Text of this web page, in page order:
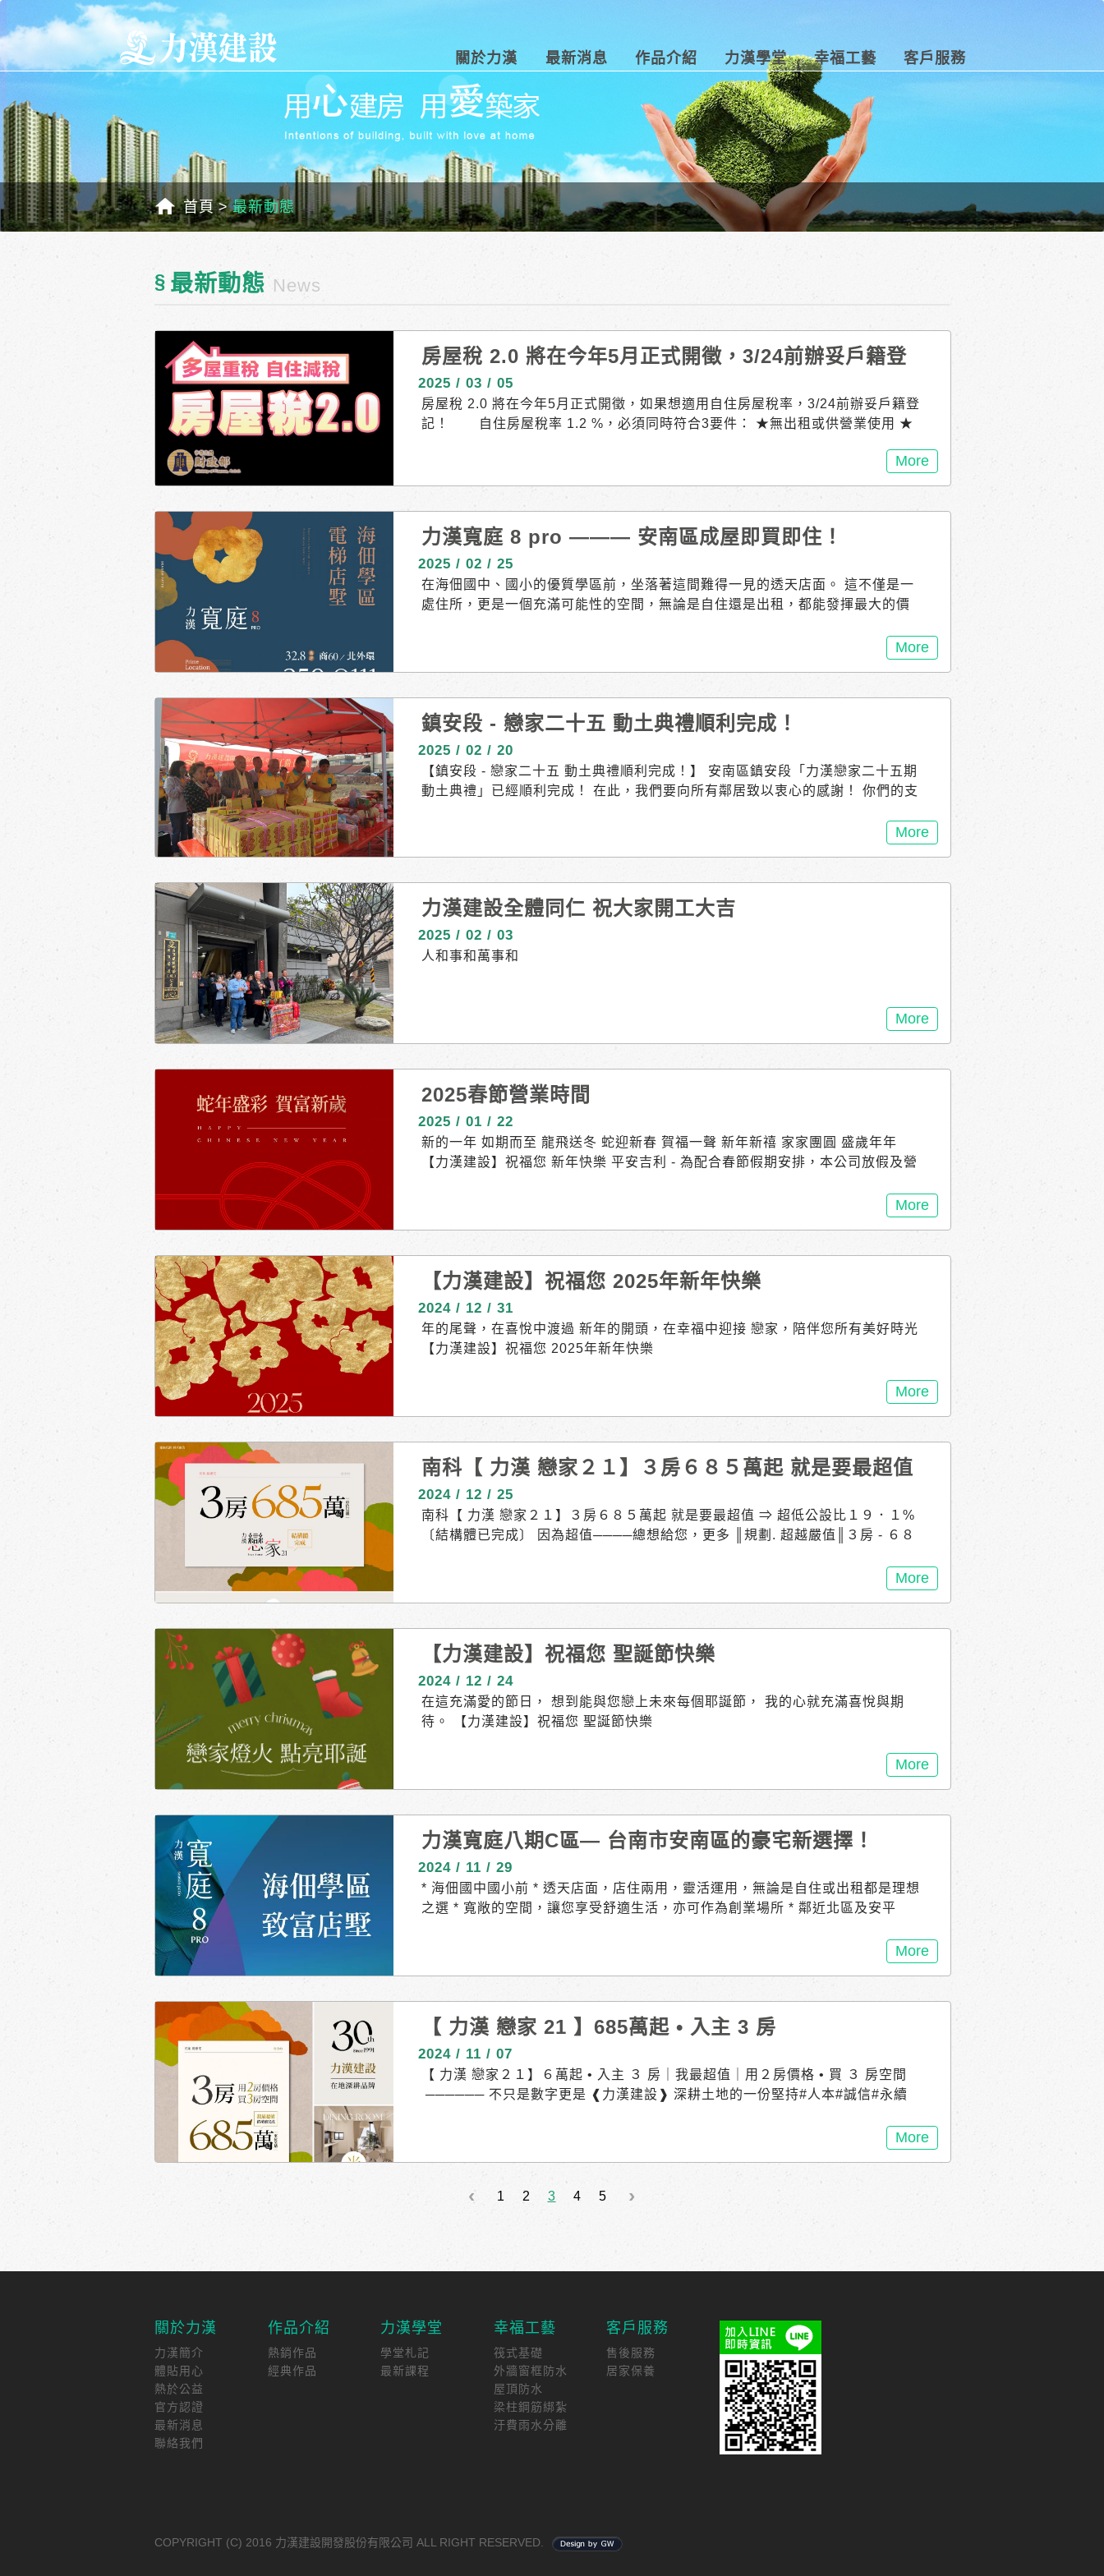
關於力漢 最新消息 作品介紹 力漢學堂 幸福工藝 客戶服務
首頁 最新動態
§ 最新動態 News
房屋稅 2.0 將在今年5月正式開徵，3/24前辦妥戶籍登
記！
2025 / 03 / 05
房屋稅 2.0 將在今年5月正式開徵，如果想適用自住房屋稅率，3/24前辦妥戶籍登
記！ ⠀⠀ 自住房屋稅率 1.2 %，必須同時符合3要件： ★無出租或供營業使用 ★
居住並於該屋辦竣戶籍登記 如果本人、配偶及未成年子女全國僅持有1戶房屋，
供自住且房屋現值在地方政府所訂一定金額以下者，稅率再降至 1%（全國單一自
定繼續按自住房屋稅率課徵房屋稅。 ⠀⠀ ☆113/06/30 以前是非自住房屋或113/0
7/01以後才取得的房屋，想要變更為自住？ 請在 114年3月24日 以前辦妥戶籍登
記，並向房屋所在地地方稅稽徵機關申報，經核准後才能按自住房屋稅率課徵房
屋稅。 ⠀⠀ 溫馨提醒———— 設籍的對象除了本人或配偶外，直系親屬像父母、
籍，今年5月房屋稅就會按非自住住家用稅率（法定稅率2%～4.8%）課徵。 把握
3月24日前完成戶籍登記，今年5月房屋稅才能適用自住稅率喔～ 更多房屋稅2.0
More
力漢寬庭 8 pro ——— 安南區成屋即買即住！
2025 / 02 / 25
在海佃國中、國小的優質學區前，坐落著這間難得一見的透天店面。 這不僅是一
處住所，更是一個充滿可能性的空間，無論是自住還是出租，都能發揮最大的價
More
鎮安段 - 戀家二十五 動土典禮順利完成！
2025 / 02 / 20
【鎮安段 - 戀家二十五 動土典禮順利完成！】 安南區鎮安段「力漢戀家二十五期
動土典禮」已經順利完成！ 在此，我們要向所有鄰居致以衷心的感謝！ 你們的支
園，對我們而言是一份深深的榮幸。 我們期待著與新的居民們攜手共同創造一個
More
力漢建設全體同仁 祝大家開工大吉
2025 / 02 / 03
人和事和萬事和
More
2025春節營業時間
2025 / 01 / 22
新的一年 如期而至 龍飛送冬 蛇迎新春 賀福一聲 新年新禧 家家團圓 盛歲年年
【力漢建設】祝福您 新年快樂 平安吉利 - 為配合春節假期安排，本公司放假及營
上班。 - 戀家21期 位於新市大社段，火熱預售中 用2房價格買3房空間｜結構體
完成 685萬起 車位另購｜純四併．3房 接待專線｜06-5894489 戀家23期 位於安
黃金學區，重磅登場 店面住宅｜高增值潛力 近商60、北區生活圈｜繁華便利 典
雅時尚，氣派非凡｜品味首選 接待專線｜06-2590111 感謝您一直以來的支持，
More
【力漢建設】祝福您 2025年新年快樂
2024 / 12 / 31
年的尾聲，在喜悅中渡過 新年的開頭，在幸福中迎接 戀家，陪伴您所有美好時光
【力漢建設】祝福您 2025年新年快樂
More
南科【 力漢 戀家２１】３房６８５萬起 就是要最超值
⇒ 超低公設比１９．１%
2024 / 12 / 25
南科【 力漢 戀家２１】３房６８５萬起 就是要最超值 ⇒ 超低公設比１９．１%
〔結構體已完成〕 因為超值────總想給您，更多 ║規劃. 超越嚴值║３房 - ６８
粹３房 延綠陽台┃萃享閑時常 戀晴光•戀時光•戀家 ___ 暖暖生光 ║服務. 超越品
質║耕耘在地３０年 ❰ 力漢建設 ❱ #人本 #誠信 #永續 #安心售服｜#力漢學堂
２７完工 ──────────────── １分鐘全家．７－１１┃２分鐘大社國小 ６
分鐘南科車站┃８分鐘南科園區 ──────────────── 南科【力漢 戀家２
１】 ６８５萬起 車位另購｜結構體完成 接待會館｜新市．大營109號 接待專線
｜06 589.4489
More
【力漢建設】祝福您 聖誕節快樂
2024 / 12 / 24
在這充滿愛的節日， 想到能與您戀上未來每個耶誕節， 我的心就充滿喜悅與期
待。 【力漢建設】祝福您 聖誕節快樂
More
力漢寬庭八期C區— 台南市安南區的豪宅新選擇！
2024 / 11 / 29
* 海佃國中國小前 * 透天店面，店住兩用，靈活運用，無論是自住或出租都是理想
之選 * 寬敞的空間，讓您享受舒適生活，亦可作為創業場所 * 鄰近北區及安平
精華地段，投資潛力大，機會難得！ * 要買就買最好的 * 地坪32坪 建坪63坪 無
論是當房東還是創業，力漢寬庭 pro都將是您最佳的選擇！ 立即預約看房，讓我
房地產 #台南 #夢想家園 #創業機會 #安南區 #商60 #豪宅 #近北區 #投資 #店面
More
【 力漢 戀家 21 】685萬起 • 入主 3 房
2024 / 11 / 07
【 力漢 戀家２１】６萬起 • 入主 ３ 房｜我最超值｜用２房價格 • 買 ３ 房空間
────── 不只是數字更是 ❰力漢建設❱ 深耕土地的一份堅持#人本#誠信#永續
房不必屈就小空間｜友善首購 超值首選#筏式基礎_地質改良樁 涼感通風生活場More
1 2 3 4 5
關於力漢
力漢簡介
體貼用心
熱於公益
官方認證
最新消息
聯絡我們
作品介紹
熱銷作品
經典作品
力漢學堂
學堂札記
最新課程
幸福工藝
筏式基礎
外牆窗框防水
屋頂防水
梁柱鋼筋綁紮
汙費雨水分離
客戶服務
售後服務
居家保養
COPYRIGHT (C) 2016 力漢建設開發股份有限公司 ALL RIGHT RESERVED.